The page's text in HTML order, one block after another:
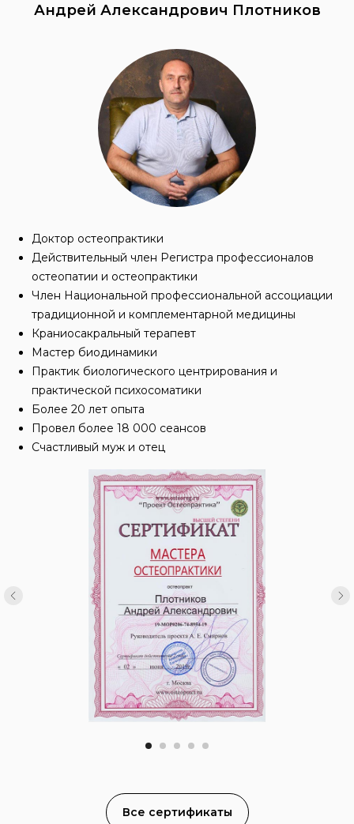
Андрей Александрович Плотников
Доктор остеопрактики
Действительный член Регистра профессионалов
остеопатии и остеопрактики
Член Национальной профессиональной ассоциации
традиционной и комплементарной медицины
Краниосакральный терапевт
Мастер биодинамики
Практик биологического центрирования и
практической психосоматики
Более 20 лет опыта
Провел более 18 000 сеансов
Счастливый муж и отец
Все сертификаты